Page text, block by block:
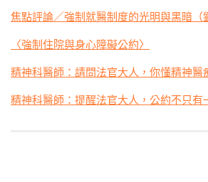
焦點評論／強制就醫制度的光明與黑暗（
〈強制住院與身心障礙公約〉
精神科醫師：請問法官大人，你懂精神醫
精神科醫師：提醒法官大人，公約不只有